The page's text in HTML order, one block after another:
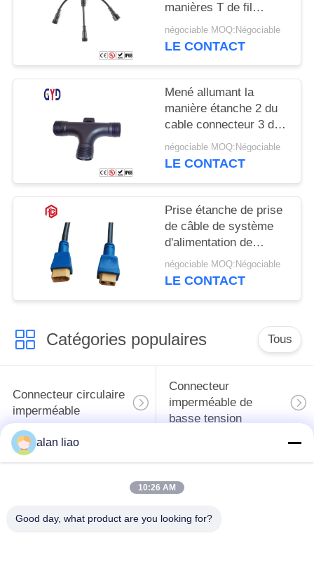
manières T de fil
électrique de cable
connecteur étanche de
négociable MOQ:Négociable
LE CONTACT
Mené allumant la
manière étanche 2 du
cable connecteur 3 de
vis 3 type de 4 bornes
T
négociable MOQ:Négociable
LE CONTACT
Prise étanche de prise
de câble de système
d'alimentation de
remplissage de
connecteur d'IP68
négociable MOQ:Négociable
LE CONTACT
Catégories populaires Tous
Connecteur circulaire
imperméable
Connecteur
imperméable de
basse tension
Connecteur
E27
alan liao
10:26 AM
Good day, what product are you looking for?